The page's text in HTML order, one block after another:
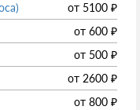
от 5100 ₽
от 600 ₽
от 500 ₽
от 2600 ₽
от 800 ₽